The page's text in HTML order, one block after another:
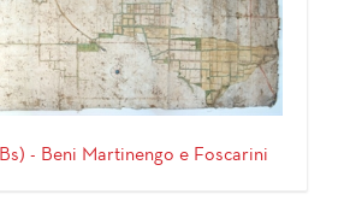
- Beni Martinengo e Foscarini